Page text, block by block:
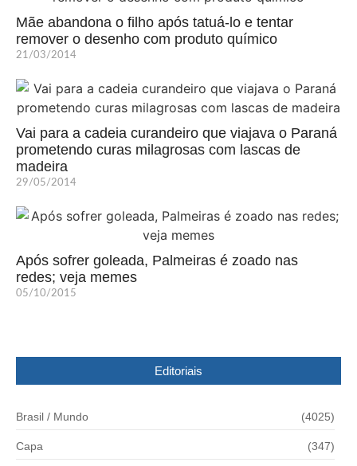
Mãe abandona o filho após tatuá-lo e tentar
remover o desenho com produto químico
21/03/2014
Vai para a cadeia curandeiro que viajava o Paraná
prometendo curas milagrosas com lascas de
madeira
29/05/2014
Após sofrer goleada, Palmeiras é zoado nas
redes; veja memes
05/10/2015
Editoriais
Brasil / Mundo (4025)
Capa (347)